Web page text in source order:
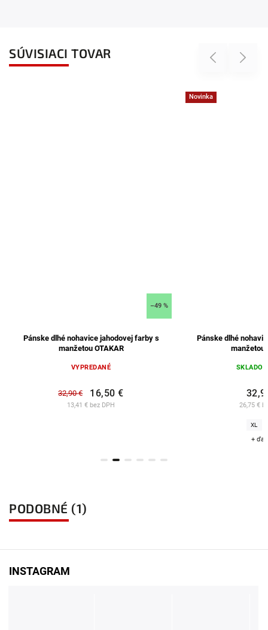
SÚVISIACI TOVAR Previous
Pánske dlhé nohavice bordovej farby s
manžetou OTAKAR
SKLADOM (2 ks)
26,75 € bez DPH
32,90 €
Tip
Pánske športové
44,63 €
L
+
Next
PODOBNÉ (1)
INSTAGRAM